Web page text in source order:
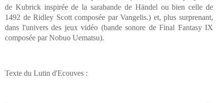
de Kubrick inspirée de la sarabande de Händel ou bien celle de
1492 de Ridley Scott composée par Vangelis.) et, plus surprenant,
dans l'univers des jeux vidéo (bande sonore de Final Fantasy IX
composée par Nobuo Uematsu).
Texte du Lutin d'Ecouves :